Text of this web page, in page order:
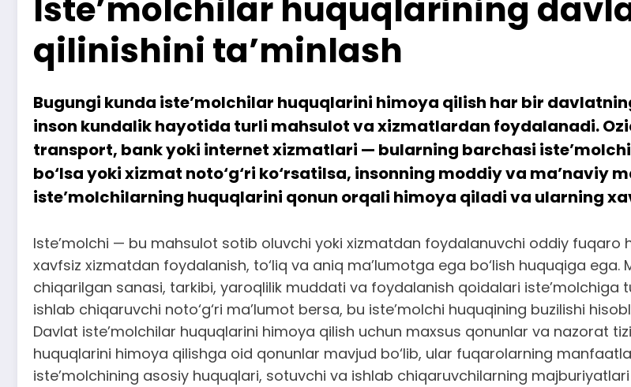
Iste’molchilar huquqlarining
qilinishini ta’minlash
Bugungi kunda iste’molchilar huquqlarini himoya qilish har bir
inson kundalik hayotida turli mahsulot va xizmatlardan foydalanadi.
transport, bank yoki internet xizmatlari — bularning barchasi
bo‘lsa yoki xizmat noto‘g‘ri ko‘rsatilsa, insonning moddiy va
iste’molchilarning huquqlarini qonun orqali himoya qiladi va ularning
Iste’molchi — bu mahsulot sotib oluvchi yoki xizmatdan foydalanuvchi oddiy fuqaro
xavfsiz xizmatdan foydalanish, to‘liq va aniq ma’lumotga ega bo‘lish huquqiga
chiqarilgan sanasi, tarkibi, yaroqlilik muddati va foydalanish qoidalari iste’molchiga
ishlab chiqaruvchi noto‘g‘ri ma’lumot bersa, bu iste’molchi huquqining buzilishi
Davlat iste’molchilar huquqlarini himoya qilish uchun maxsus qonunlar va nazorat
huquqlarini himoya qilishga oid qonunlar mavjud bo‘lib, ular fuqarolarning
iste’molchining asosiy huquqlari, sotuvchi va ishlab chiqaruvchilarning